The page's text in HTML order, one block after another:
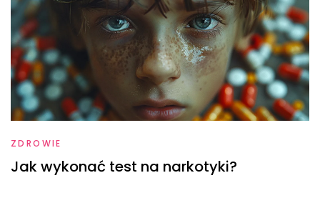
ZDROWIE
Jak wykonać test na narkotyki?